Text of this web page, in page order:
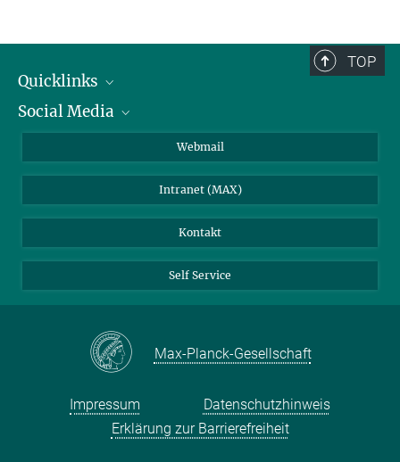
TOP
Quicklinks
IMPRS Graduiertenschule
Wetterstation
Social Media
BlueSky
Webmail
Intranet (MAX)
Kontakt
Self Service
Max-Planck-Gesellschaft
Impressum
Datenschutzhinweis
Erklärung zur Barrierefreiheit